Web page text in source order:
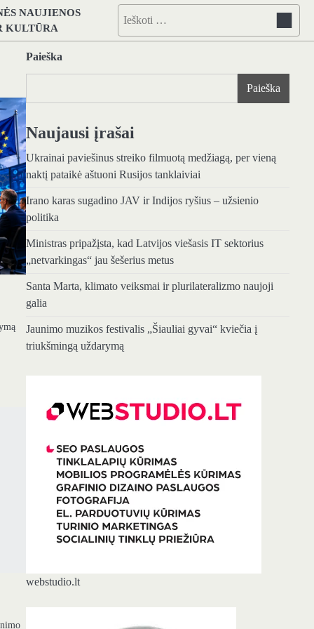
NAUJIENOS
KULTŪRA
Ieškoti:
Paieška
Paieška
Naujausi įrašai
Ukrainai paviešinus streiko filmuotą medžiagą, per vieną
naktį pataikė aštuoni Rusijos tanklaiviai
Irano karas sugadino JAV ir Indijos ryšius – užsienio
politika
Ministras pripažįsta, kad Latvijos viešasis IT sektorius
„netvarkingas“ jau šešerius metus
Santa Marta, klimato veiksmai ir plurilateralizmo naujoji
galia
Jaunimo muzikos festivalis „Šiauliai gyvai“ kviečia į
triukšmingą uždarymą
webstudio.lt